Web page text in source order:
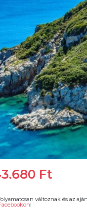
Ft
változnak és az
!